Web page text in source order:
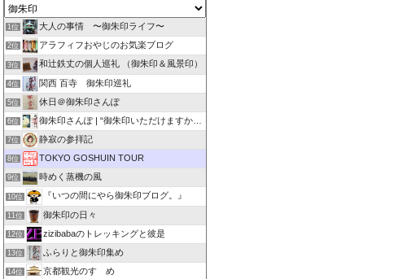
1位 大人の事情 〜御朱印ライフ〜
2位 アラフィフおやじのお気楽ブログ
3位 和辻鉄丈の個人巡礼 （御朱印＆風景印）
4位 関西 百寺 御朱印巡礼
5位 休日＠御朱印さんぽ
6位 御朱印さんぽ | “御朱印いただけますか”のひと言から始ま…
7位 静寂の参拝記
8位 TOKYO GOSHUIN TOUR
9位 時めく蒸機の風
10位 『いつの間にやら御朱印ブログ。』
11位 御朱印の日々
12位 zizibabaのトレッキングと彼是
13位 ふらりと御朱印集め
14位 京都観光のすゝめ